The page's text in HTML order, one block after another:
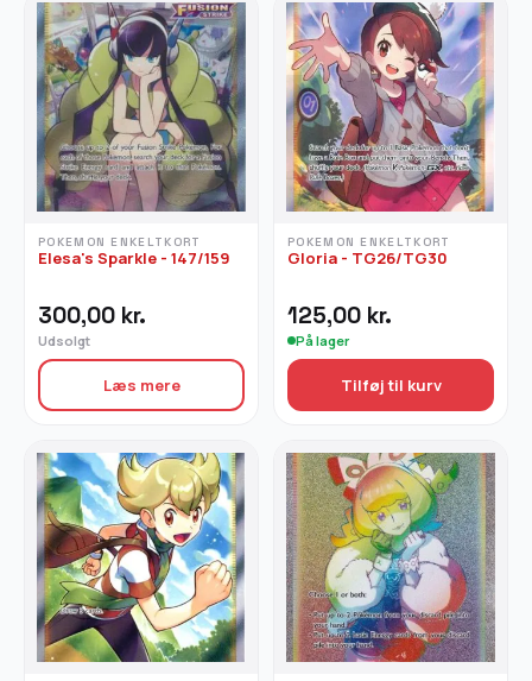
POKEMON ENKELTKORT
Elesa's Sparkle - 147/159
300,00 kr.
Udsolgt
Læs mere
POKEMON ENKELTKORT
Gloria - TG26/TG30
125,00 kr.
På lager
Tilføj til kurv